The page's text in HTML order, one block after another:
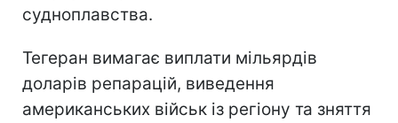
судноплавства.
Тегеран вимагає виплати мільярдів
доларів репарацій, виведення
американських військ із регіону та зняття